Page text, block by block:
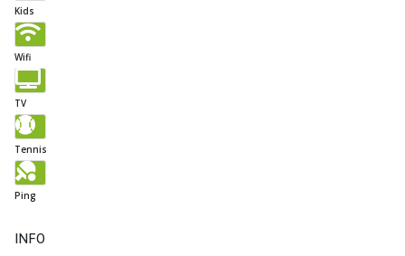
Kids
Wifi
TV
Tennis
Ping
INFO